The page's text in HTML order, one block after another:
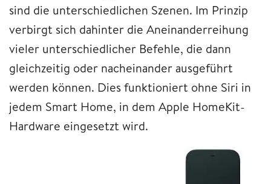
sind die unterschiedlichen Szenen. Im Prinzip
verbirgt sich dahinter die Aneinanderreihung
vieler unterschiedlicher Befehle, die dann
gleichzeitig oder nacheinander ausgeführt
werden können. Dies funktioniert ohne Siri in
jedem Smart Home, in dem Apple HomeKit-
Hardware eingesetzt wird.